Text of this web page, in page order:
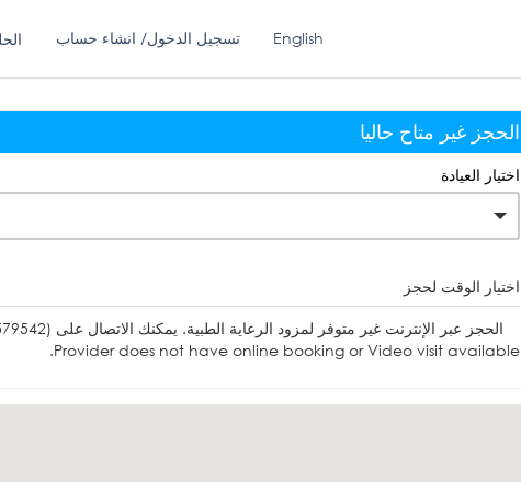
تسجيل الدخول/ انشاء حساب English
الحجز غير متاح حاليا
اختيار العيادة
اختيار الوقت لحجز
الحجز عبر الإنترنت غير متوفر لمزود الرعاية الطبية. يمكنك الاتصال على (03/579542) لتحديد موعد!
Provider does not have online booking or Video visit available.